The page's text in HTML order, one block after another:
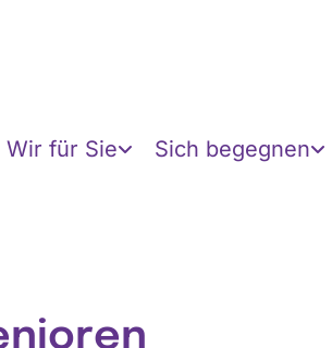
Wir für Sie Sich begegnen